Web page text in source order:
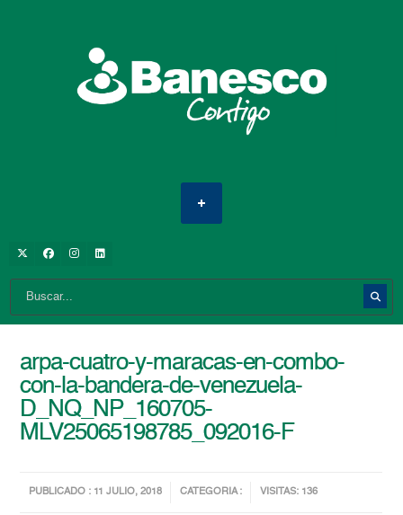
arpa-cuatro-y-maracas-en-combo-
con-la-bandera-de-venezuela-
D_NQ_NP_160705-
MLV25065198785_092016-F
PUBLICADO : 11 JULIO, 2018 CATEGORIA : VISITAS: 136